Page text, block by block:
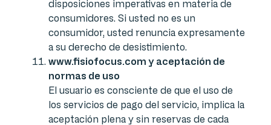
disposiciones imperativas en materia de
consumidores. Si usted no es un
consumidor, usted renuncia expresamente
a su derecho de desistimiento.
www.fisiofocus.com y aceptación de
normas de uso
El usuario es consciente de que el uso de
los servicios de pago del servicio, implica la
aceptación plena y sin reservas de cada